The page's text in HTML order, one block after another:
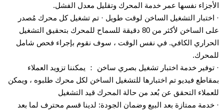
الأجزاء نفسها عمر خدمة المحرك وتقليل معدل الفشل.
· اختبار التشغيل الساخن لوقت طويل · تم تشغيل كل محرك مُصدر
على الساخن لأكثر من 80 دقيقة للسماح للمحرك بتحقيق التشغيل
الحراري الكافي. في نفس الوقت ، سوف نقوم بإجراء فحص شامل
للمحرك.
· توفير خدمة اختبار تشغيل بصري ساخن ： يمكننا تزويد العملاء
بمقاطع فيديو تم اختبارها للتشغيل الساخن لكل محرك طلبوه ، ويمكن
للعملاء التحقق عن بُعد من حالة المحرك قيد التشغيل
· خدمة ممتازة بعد البيع وضمان الجودة: لدينا قسم محترف لما بعد